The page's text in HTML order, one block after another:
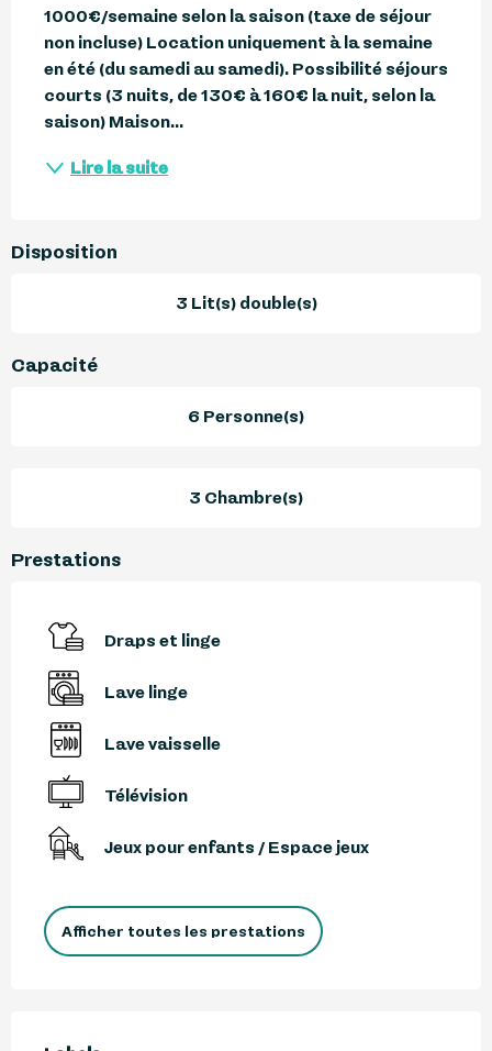
1000€/semaine selon la saison (taxe de séjour
non incluse) Location uniquement à la semaine
en été (du samedi au samedi). Possibilité séjours
courts (3 nuits, de 130€ à 160€ la nuit, selon la
saison) Maison...
Lire la suite
Disposition
3 Lit(s) double(s)
Capacité
6 Personne(s)
3 Chambre(s)
Prestations
Draps et linge
Lave linge
Lave vaisselle
Télévision
Jeux pour enfants / Espace jeux
Afficher toutes les prestations